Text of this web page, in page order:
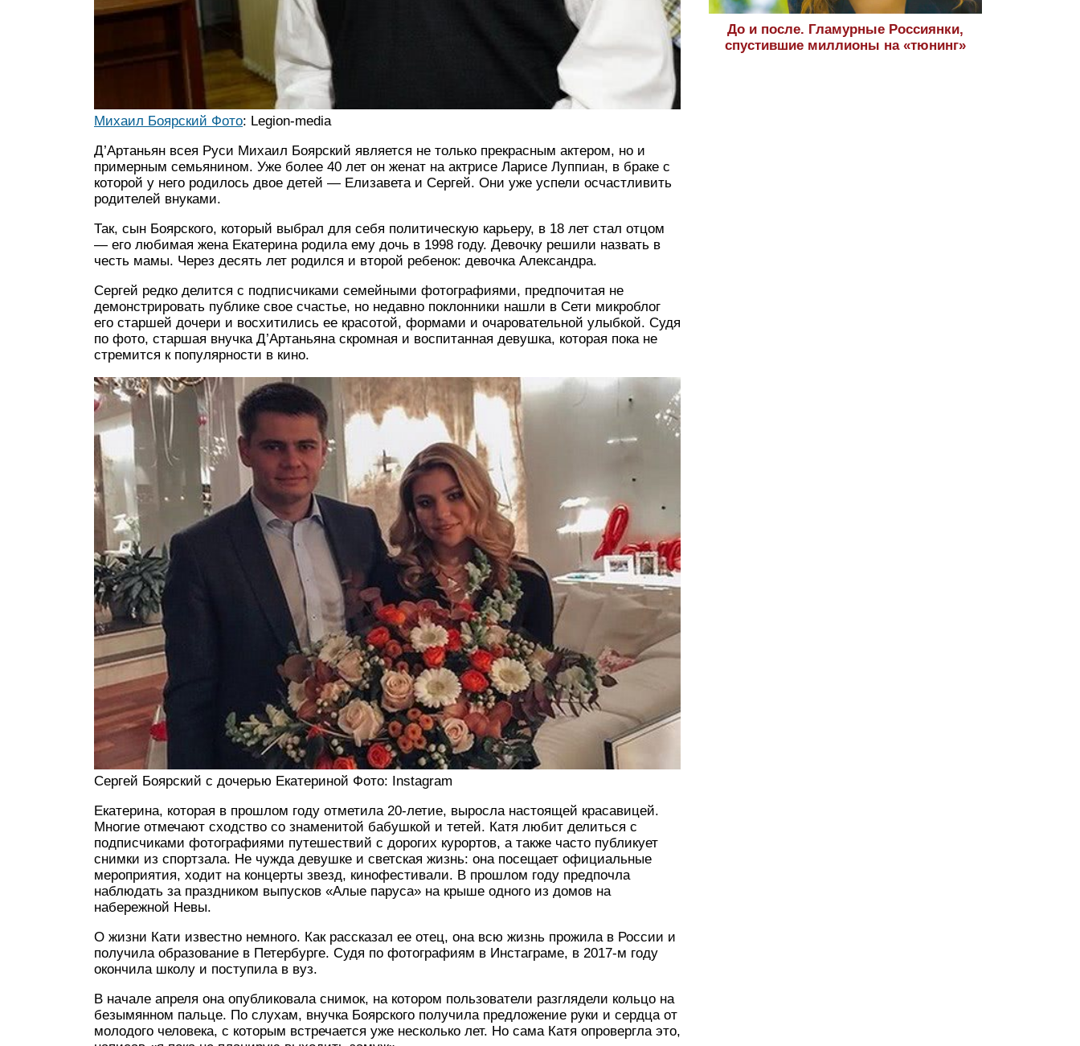
Михаил Боярский Фото: Legion-media
Д’Артаньян всея Руси Михаил Боярский является не только прекрасным актером, но и
примерным семьянином. Уже более 40 лет он женат на актрисе Ларисе Луппиан, в браке с
которой у него родилось двое детей — Елизавета и Сергей. Они уже успели осчастливить
родителей внуками.
Так, сын Боярского, который выбрал для себя политическую карьеру, в 18 лет стал отцом
— его любимая жена Екатерина родила ему дочь в 1998 году. Девочку решили назвать в
честь мамы. Через десять лет родился и второй ребенок: девочка Александра.
Сергей редко делится с подписчиками семейными фотографиями, предпочитая не
демонстрировать публике свое счастье, но недавно поклонники нашли в Сети микроблог
его старшей дочери и восхитились ее красотой, формами и очаровательной улыбкой. Судя
по фото, старшая внучка Д’Артаньяна скромная и воспитанная девушка, которая пока не
стремится к популярности в кино.
Сергей Боярский с дочерью Екатериной Фото: Instagram
Екатерина, которая в прошлом году отметила 20-летие, выросла настоящей красавицей.
Многие отмечают сходство со знаменитой бабушкой и тетей. Катя любит делиться с
подписчиками фотографиями путешествий с дорогих курортов, а также часто публикует
снимки из спортзала. Не чужда девушке и светская жизнь: она посещает официальные
мероприятия, ходит на концерты звезд, кинофестивали. В прошлом году предпочла
наблюдать за праздником выпусков «Алые паруса» на крыше одного из домов на
набережной Невы.
О жизни Кати известно немного. Как рассказал ее отец, она всю жизнь прожила в России и
получила образование в Петербурге. Судя по фотографиям в Инстаграме, в 2017-м году
окончила школу и поступила в вуз.
В начале апреля она опубликовала снимок, на котором пользователи разглядели кольцо на
безымянном пальце. По слухам, внучка Боярского получила предложение руки и сердца от
молодого человека, с которым встречается уже несколько лет. Но сама Катя опровергла это,
До и после. Гламурные Россиянки,
спустившие миллионы на «тюнинг»